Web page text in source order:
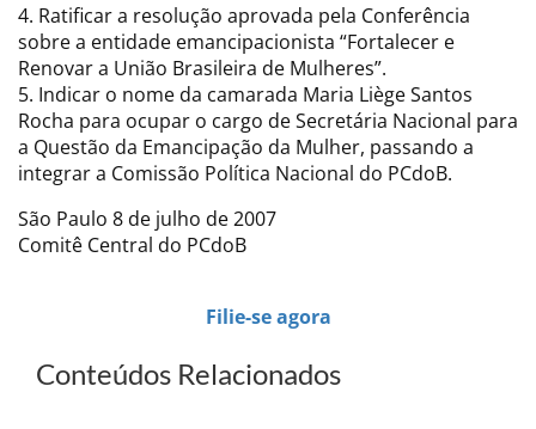
4. Ratificar a resolução aprovada pela Conferência
sobre a entidade emancipacionista “Fortalecer e
Renovar a União Brasileira de Mulheres”.
5. Indicar o nome da camarada Maria Liège Santos
Rocha para ocupar o cargo de Secretária Nacional para
a Questão da Emancipação da Mulher, passando a
integrar a Comissão Política Nacional do PCdoB.
São Paulo 8 de julho de 2007
Comitê Central do PCdoB
Filie-se agora
Conteúdos Relacionados